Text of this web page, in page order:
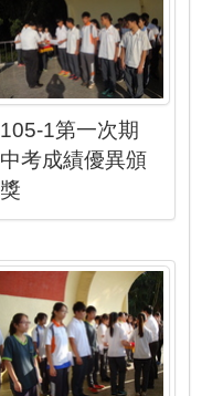
105-1第一次期
中考成績優異頒
獎